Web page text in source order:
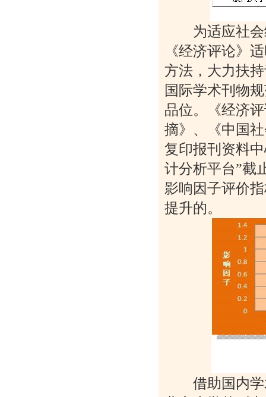
为适应社会
《经济评论》
方法，大力扶
国际学术刊物
品位。《经济
摘》、《中国
复印报刊资料
计分析平台”截
影响因子评价
提升的。
借助国内学